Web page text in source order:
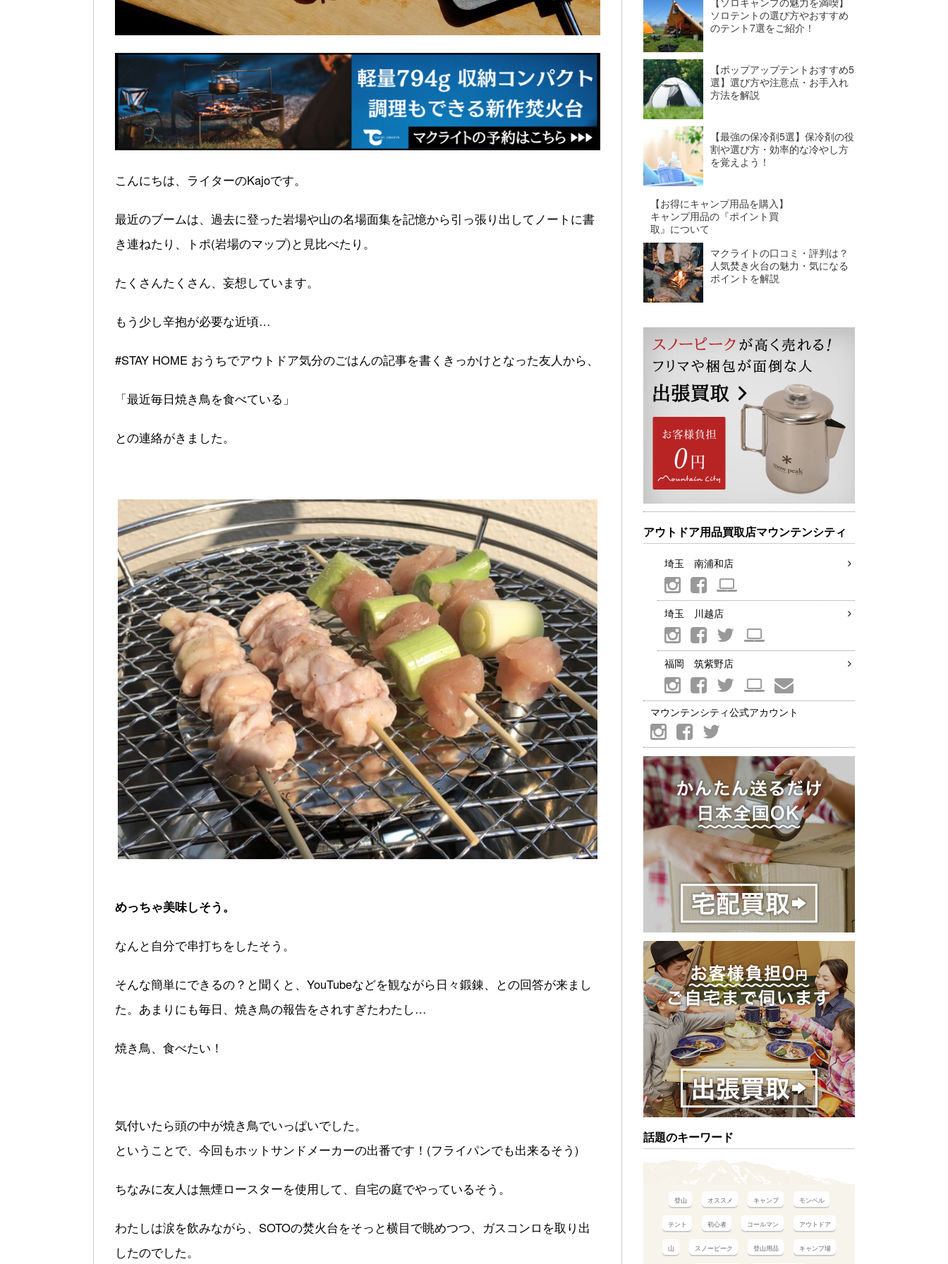
こんにちは、ライターのKajoです。
最近のブームは、過去に登った岩場や山の名場面集を記憶から引っ張り出してノートに書
き連ねたり、トポ(岩場のマップ)と見比べたり。
たくさんたくさん、妄想しています。
もう少し辛抱が必要な近頃…
#STAY HOME おうちでアウトドア気分のごはんの記事を書くきっかけとなった友人から、
「最近毎日焼き鳥を食べている」
との連絡がきました。
めっちゃ美味しそう。
なんと自分で串打ちをしたそう。
そんな簡単にできるの？と聞くと、YouTubeなどを観ながら日々鍛錬、との回答が来まし
た。あまりにも毎日、焼き鳥の報告をされすぎたわたし…
焼き鳥、食べたい！
気付いたら頭の中が焼き鳥でいっぱいでした。
ということで、今回もホットサンドメーカーの出番です！(フライパンでも出来るそう)
ちなみに友人は無煙ロースターを使用して、自宅の庭でやっているそう。
わたしは涙を飲みながら、SOTOの焚火台をそっと横目で眺めつつ、ガスコンロを取り出
したのでした。
ソロテントの選び方やおすすめ
のテント7選をご紹介！
【ポップアップテントおすすめ5
選】選び方や注意点・お手入れ
方法を解説
【最強の保冷剤5選】保冷剤の役
割や選び方・効率的な冷やし方
を覚えよう！
【お得にキャンプ用品を購入】
キャンプ用品の『ポイント買
取』について
マクライトの口コミ・評判は？
人気焚き火台の魅力・気になる
ポイントを解説
アウトドア用品買取店マウンテンシティ
埼玉 南浦和店
埼玉 川越店
福岡 筑紫野店
マウンテンシティ公式アカウント
話題のキーワード
登山 オススメ キャンプ モンベル
テント 初心者 コールマン アウトドア
山 スノーピーク 登山用品 キャンプ場